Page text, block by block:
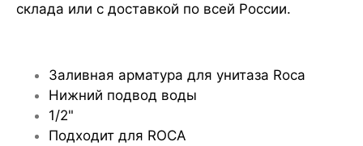
склада или с доставкой по всей России.
Заливная арматура для унитаза Roca
Нижний подвод воды
1/2"
Подходит для ROCA